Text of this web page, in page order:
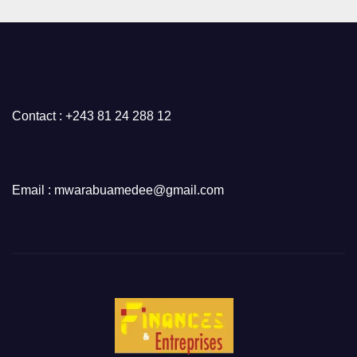
Contact : +243 81 24 288 12
Email : mwarabuamedee@gmail.com